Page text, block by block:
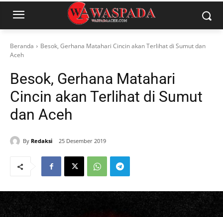
Beranda
Besok, Gerhana Matahari Cincin akan Terlihat di Sumut dan
Aceh
Besok, Gerhana Matahari
Cincin akan Terlihat di Sumut
dan Aceh
By Redaksi 25 Desember 2019